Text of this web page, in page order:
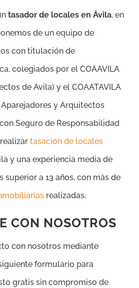
tasador de locales en Ávila, en
de un equipo de
con titulación de
colegiados por el COAAVILA
de Avila) y el COAATAVILA
y Arquitectos
Seguro de Responsabilidad
tasación de locales
y una experiencia media de
superior a 13 años, con más de
realizadas.
CON NOSOTROS
con nosotros mediante
formulario para
gratis sin compromiso de